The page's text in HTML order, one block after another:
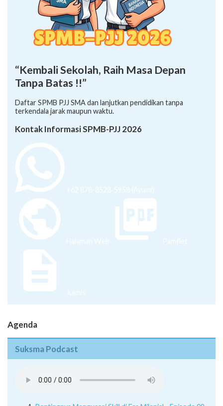
“Kembali Sekolah, Raih Masa Depan
Tanpa Batas !!”
Daftar SPMB PJJ SMA dan lanjutkan pendidikan tanpa
terkendala jarak maupun waktu.
Kontak Informasi SPMB-PJJ 2026
+62 878-8528-5958 (Ayumi)
Halaman Web Pamflet
Juknis
Agenda
Suksma Podcast